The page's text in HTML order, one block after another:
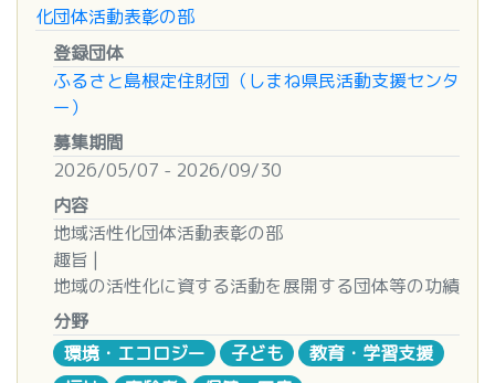
※事業者登録は７月１日（水）１０時から１０月２
３日（金）１５時までです。
１０月２３日（金）１５時の時点で事業者登録手続
きが完了できていない場合、 申請できません。
（５）検診車・診療車等の整備、新世紀未来創造プ
ロジェクト、福祉車両（第１回募集）、 就労支援
機器・就労支援車両の整備、復興支援
２０２６年９月３０日（水）１０時～１１月１３日
（金）１５時
※事業者登録は７月１日（水）１０時から１１月６
日（金）１５時までです。
１１月６日（金）１５時の時点で事業者登録手続き
が完了できていない場合、 申請できません。
に使われる
車両の購入に対する助成(申請は1団体1台)
福祉車両・一般車両ともに車両本体価格（オプシ
ョン費用除く、値引き反映後、消費税込）のみ助成
対象(中古車含む)
自動車税（種別割）などの税金や手続き代行費、保
険、付属品(ETC、カーナビ等)は対象外
【車両リスト】
②【物品購入】
施設で使用、設置する器具・備品等の物品の
購入（送料や取付等の工事代含む）に対する助成
(例：農場の物置、スヌーズレン、医療的ケア器
具、エアコン、ノートパソコン等々)
すること
※内容を補足するための追加資料を提出することも
可、絵・イラスト、動画（目安3分以内）、Word、
パワーポイント資料（16:9／スライド3枚程度）等
で自由に表現すること
※Word、パワーポイントで作成する場合はpdfファ
イルで提出すること（応募フォームにてアップロー
ド）
※アップロードリンクには50MBまでしかアップで
きないため、容量を超える場合は事務局まで要問合
せ
※動画の場合は、動画投稿サイト（YouTube等）に
限定公開設定のうえ、アップロードしURLを応募用
紙に記入すること
３．申請手続きについて
（１）地域課題等の確認 → 市町村窓口
まず、起業予定地の市町村窓口（公募要領P１３、
P１４参照）で起業内容について事前にご相談くだ
さい。
※相談にあたっては、事業概要・地域課題について
説明できるようご準備ください。
（可能な限り、申請書の（様式２）事業計画書
「（２）申請事業の概要等２事業内容」を記入の
上、市町村窓口へ持参ください。）
※なお、市町村窓口においては手続きに一定の期間
を要します。余裕をもってご相談ください。
（２）申請書類作成支援・提出先 → 商工会・商工
第3回2026年6月10日（水）12:00 〜
13:30
開催方法： Zoomによるオンライン開催（事前申込
不要
対象： 本事業への応募を検討している団体、申請
書類の書き方に悩んでいる団体
参加用URL：
https://zoom.us/meeting/register/
b9msCug
※入退出自由です。ご都合のよい回・お時間に、お
気軽にご参加ください。
※入室時、お名前・メールアドレスの入力が必要で
す。
その半数以上が女性であること
・代表者が女性で、役員の半数以上が女性であ
ること
※初回申し込みの場合は、５名以上の団体で申
請可能です。
※「働く女性が活躍できる社会づくり」に限
請可能です。
３ 対象事業
島根県の女性たちが自主的・主体的に企画実施
する事業であり、かつ、一般に開放され地域への影
響力が大きく、ネットワークの広がりが見込まれる
以下の５分野の活動。
化団体活動表彰の部
登録団体
ふるさと島根定住財団（しまね県民活動支援センタ
ー）
募集期間
2026/05/07 - 2026/09/30
内容
地域活性化団体活動表彰の部
趣旨 |
地域の活性化に資する活動を展開する団体等の功績
を表彰し、その取り組みを広く顕彰することで、地
域住民の意欲と誇りを高めるとともに、今後の継続
的かつ発展的な活動を支援する。農業や地域社会の
分野
環境・エコロジー
子ども
教育・学習支援